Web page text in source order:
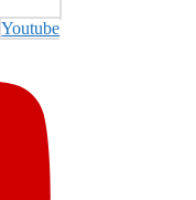
Youtube